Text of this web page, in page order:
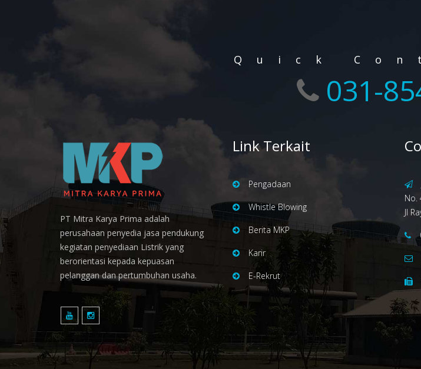
Quick
031-
PT Mitra Karya Prima adalah
perusahaan penyedia jasa pendukung
kegiatan penyediaan Listrik yang
berorientasi kepada kepuasan
pelanggan dan pertumbuhan usaha.
Link Terkait
Pengadaan
Whistle Blowing
Berita MKP
Karir
E-Rekrut
No.
Jl